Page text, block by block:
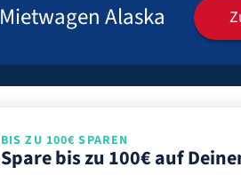
Mietwagen Alaska
BIS ZU 100€ SPAREN
Spare bis zu 100€ auf